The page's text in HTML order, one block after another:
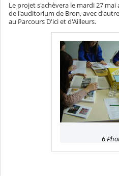
Le projet s'achèvera le mardi 27
de l'auditorium de Bron, avec
au Parcours D'ici et d'Ailleurs.
6